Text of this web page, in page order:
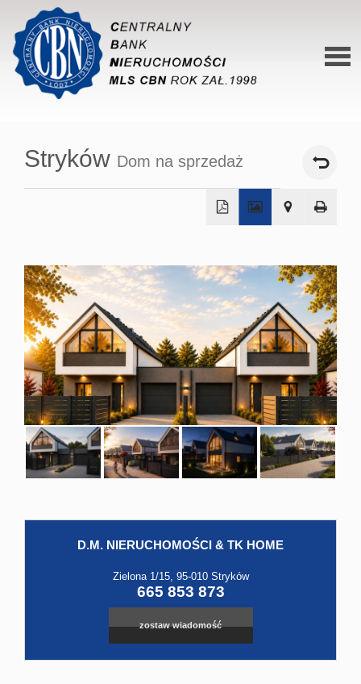
O
Domy
Hale
Stryków Dom na sprzedaż
−
D.M. NIERUCHOMOŚCI & TK HOME
Zielona 1/15, 95-010 Stryków
665 853 873
zostaw wiadomość